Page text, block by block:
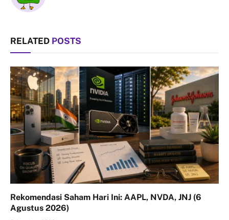
RELATED POSTS
Rekomendasi Saham Hari Ini: AAPL, NVDA, JNJ (6
Agustus 2026)